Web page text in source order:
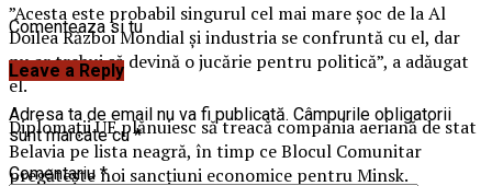
”Acesta este probabil singurul cel mai mare şoc de la Al
Doilea Război Mondial şi industria se confruntă cu el, dar
nu ar trebui să devină o jucărie pentru politică”, a adăugat
el.
Diplomaţii UE plănuiesc să treacă compania aeriană de stat
Belavia pe lista neagră, în timp ce Blocul Comunitar
pregăteşte noi sancţiuni economice pentru Minsk.
Comenteaza si tu
Leave a Reply
Adresa ta de email nu va fi publicată. Câmpurile obligatorii
sunt marcate cu*
Comentariu *